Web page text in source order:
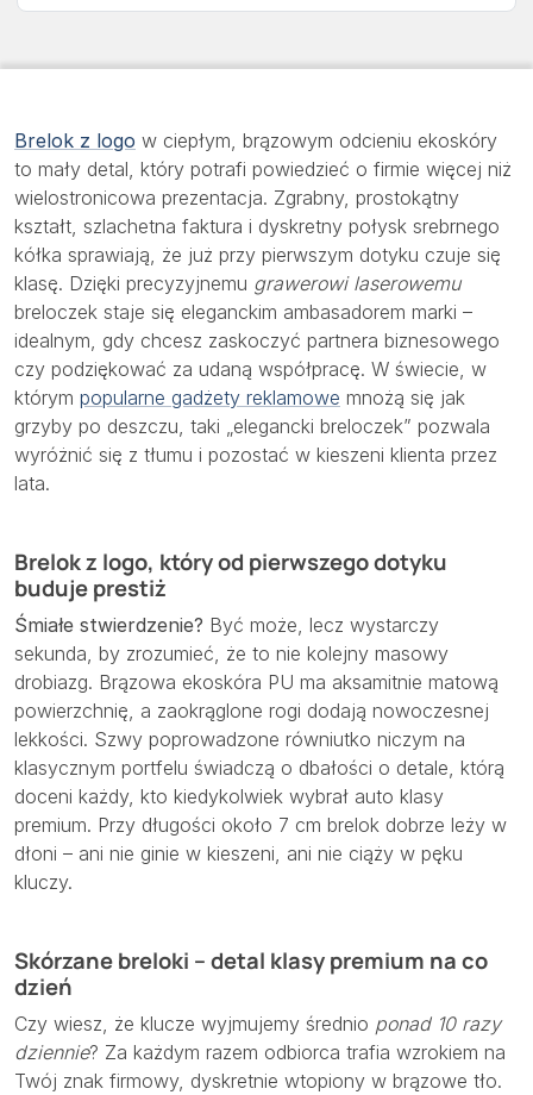
Brelok z logo w ciepłym, brązowym odcieniu ekoskóry
to mały detal, który potrafi powiedzieć o firmie więcej niż
wielostronicowa prezentacja. Zgrabny, prostokątny
kształt, szlachetna faktura i dyskretny połysk srebrnego
kółka sprawiają, że już przy pierwszym dotyku czuje się
klasę. Dzięki precyzyjnemu grawerowi laserowemu
breloczek staje się eleganckim ambasadorem marki –
idealnym, gdy chcesz zaskoczyć partnera biznesowego
czy podziękować za udaną współpracę. W świecie, w
którym popularne gadżety reklamowe mnożą się jak
grzyby po deszczu, taki „elegancki breloczek” pozwala
wyróżnić się z tłumu i pozostać w kieszeni klienta przez
lata.
Brelok z logo, który od pierwszego dotyku
buduje prestiż
Śmiałe stwierdzenie? Być może, lecz wystarczy
sekunda, by zrozumieć, że to nie kolejny masowy
drobiazg. Brązowa ekoskóra PU ma aksamitnie matową
powierzchnię, a zaokrąglone rogi dodają nowoczesnej
lekkości. Szwy poprowadzone równiutko niczym na
klasycznym portfelu świadczą o dbałości o detale, którą
doceni każdy, kto kiedykolwiek wybrał auto klasy
premium. Przy długości około 7 cm brelok dobrze leży w
dłoni – ani nie ginie w kieszeni, ani nie ciąży w pęku
kluczy.
Skórzane breloki – detal klasy premium na co
dzień
Czy wiesz, że klucze wyjmujemy średnio ponad 10 razy
dziennie? Za każdym razem odbiorca trafia wzrokiem na
Twój znak firmowy, dyskretnie wtopiony w brązowe tło.